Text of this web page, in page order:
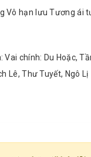
Vô hạn lưu Tương ái
chính: Du Hoặc,
Lê, Thư Tuyết, Ngô Lị